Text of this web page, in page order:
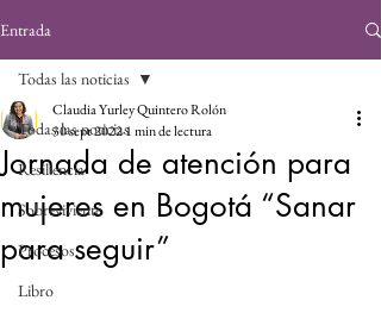
Entrada
Todas las noticias
Resiliencia
Sobreviviente
Procesos
Libro
Todas las noticias
Jornada de atención para
mujeres en Bogotá “Sanar
para seguir”
Claudia Yurley Quintero Rolón
30 sept 20221 min de lectura